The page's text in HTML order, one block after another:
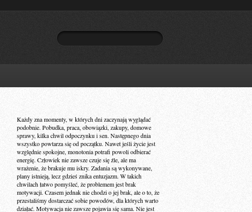
Każdy zna momenty, w których dni zaczynają wyglądać
podobnie. Pobudka, praca, obowiązki, zakupy, domowe
sprawy, kilka chwil odpoczynku i sen. Następnego dnia
wszystko powtarza się od początku. Nawet jeśli życie jest
względnie spokojne, monotonia potrafi powoli odbierać
energię. Człowiek nie zawsze czuje się źle, ale ma
wrażenie, że brakuje mu iskry. Zadania są wykonywane,
plany istnieją, lecz gdzieś znika entuzjazm. W takich
chwilach łatwo pomyśleć, że problemem jest brak
motywacji. Czasem jednak nie chodzi o jej brak, ale o to, że
przestaliśmy dostarczać sobie powodów, dla których warto
działać. Motywacja nie zawsze pojawia się sama. Nie jest